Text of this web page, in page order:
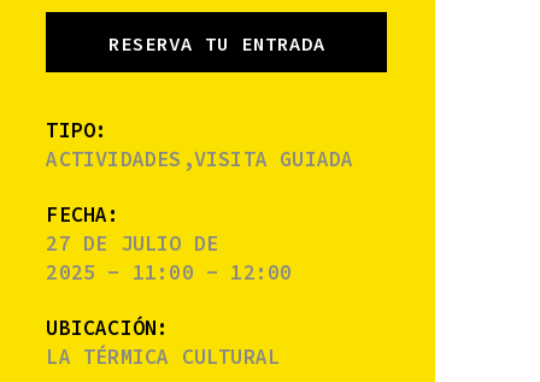
RESERVA TU ENTRADA
TIPO:
ACTIVIDADES,VISITA GUIADA
FECHA:
27 DE JULIO DE
2025 - 11:00 - 12:00
UBICACIÓN:
LA TÉRMICA CULTURAL